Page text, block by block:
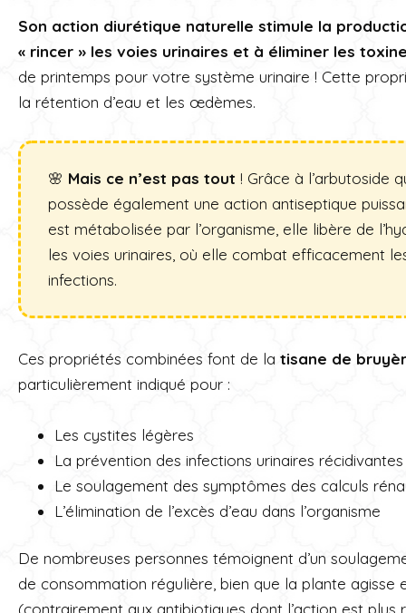
Son action diurétique naturelle stimule la
« rincer » les voies urinaires et à éliminer les
de printemps pour votre système urinaire ! Cette
la rétention d’eau et les œdèmes.
🌸 Mais ce n’est pas tout ! Grâce à l’arbutoside
possède également une action antiseptique
est métabolisée par l’organisme, elle libère de
les voies urinaires, où elle combat efficacement
infections.
Ces propriétés combinées font de la tisane de
particulièrement indiqué pour :
Les cystites légères
La prévention des infections urinaires récidivantes
Le soulagement des symptômes des calculs
L’élimination de l’excès d’eau dans l’organisme
De nombreuses personnes témoignent d’un
de consommation régulière, bien que la plante agisse
(contrairement aux antibiotiques dont l’action est plus